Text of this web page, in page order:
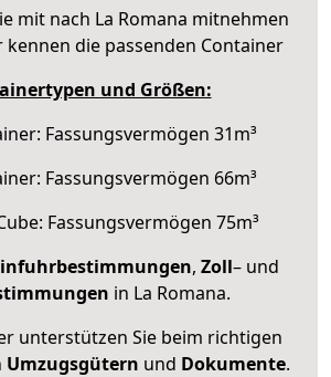
mit nach La Romana mitnehmen
kennen die passenden Container
und Größen:
Fassungsvermögen 31m³
Fassungsvermögen 66m³
Fassungsvermögen 75m³
, Zoll– und
in La Romana.
unterstützen Sie beim richtigen
Umzugsgütern und Dokumente.